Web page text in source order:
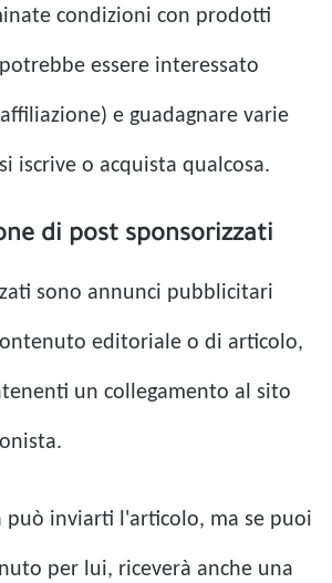
condizioni con prodotti
essere interessato
e guadagnare varie
iscrive o acquista qualcosa.
di post sponsorizzati
sono annunci pubblicitari
editoriale o di articolo,
un collegamento al sito
può inviarti l'articolo, ma se puoi
per lui, riceverà anche una